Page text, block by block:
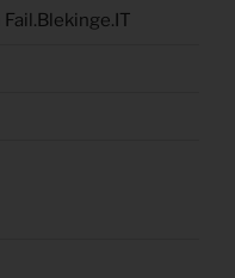
Fail.Blekinge.IT